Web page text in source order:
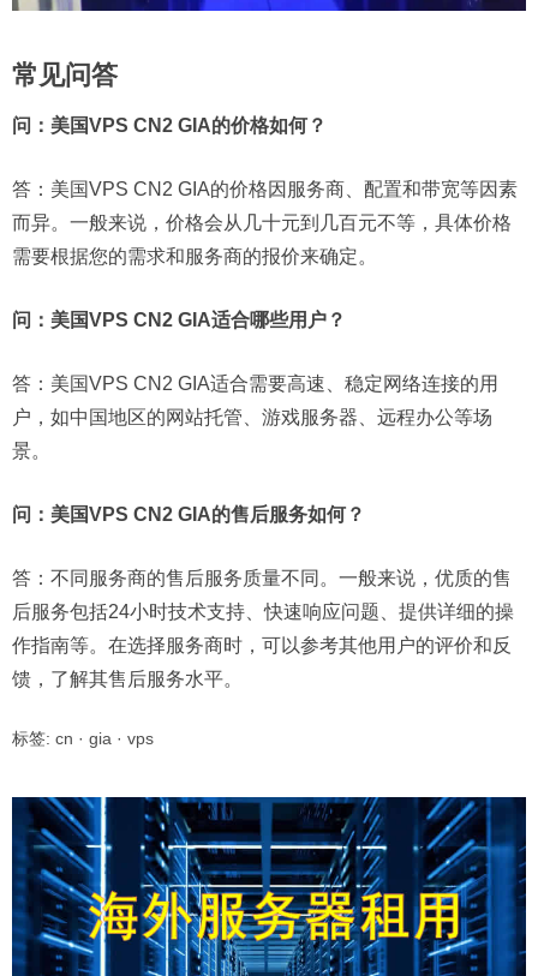
常见问答
问：美国VPS CN2 GIA的价格如何？
答：美国VPS CN2 GIA的价格因服务商、配置和带宽等因素
而异。一般来说，价格会从几十元到几百元不等，具体价格
需要根据您的需求和服务商的报价来确定。
问：美国VPS CN2 GIA适合哪些用户？
答：美国VPS CN2 GIA适合需要高速、稳定网络连接的用
户，如中国地区的网站托管、游戏服务器、远程办公等场
景。
问：美国VPS CN2 GIA的售后服务如何？
答：不同服务商的售后服务质量不同。一般来说，优质的售
后服务包括24小时技术支持、快速响应问题、提供详细的操
作指南等。在选择服务商时，可以参考其他用户的评价和反
馈，了解其售后服务水平。
标签: cn · gia · vps